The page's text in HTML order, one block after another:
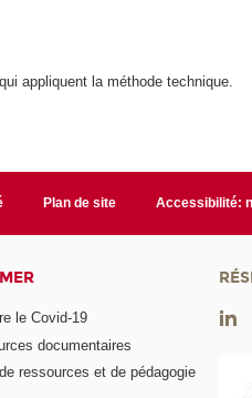
appliquent la méthode technique.
Plan de site Accessibilité:
le Covid-19
documentaires
ressources et de pédagogie